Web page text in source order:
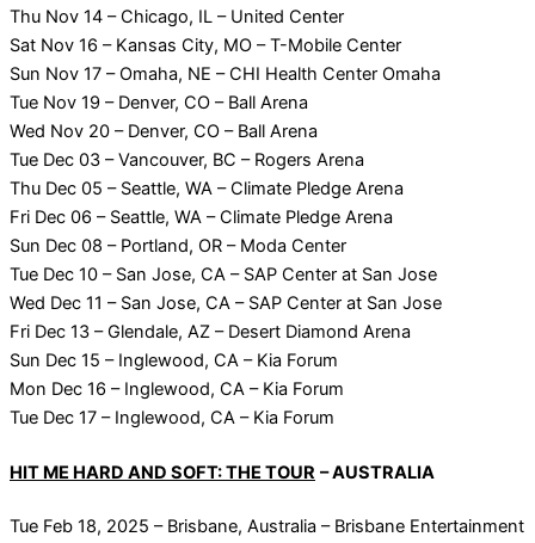
Thu Nov 14 – Chicago, IL – United Center
Sat Nov 16 – Kansas City, MO – T-Mobile Center
Sun Nov 17 – Omaha, NE – CHI Health Center Omaha
Tue Nov 19 – Denver, CO – Ball Arena
Wed Nov 20 – Denver, CO – Ball Arena
Tue Dec 03 – Vancouver, BC – Rogers Arena
Thu Dec 05 – Seattle, WA – Climate Pledge Arena
Fri Dec 06 – Seattle, WA – Climate Pledge Arena
Sun Dec 08 – Portland, OR – Moda Center
Tue Dec 10 – San Jose, CA – SAP Center at San Jose
Wed Dec 11 – San Jose, CA – SAP Center at San Jose
Fri Dec 13 – Glendale, AZ – Desert Diamond Arena
Sun Dec 15 – Inglewood, CA – Kia Forum
Mon Dec 16 – Inglewood, CA – Kia Forum
Tue Dec 17 – Inglewood, CA – Kia Forum
HIT ME HARD AND SOFT: THE TOUR – AUSTRALIA
Tue Feb 18, 2025 – Brisbane, Australia – Brisbane Entertainment